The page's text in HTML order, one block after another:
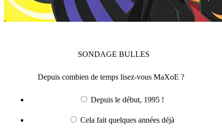
SONDAGE BULLES
Depuis combien de temps lisez-vous MaXoE ?
Depuis le début, 1995 !
Cela fait quelques années déjà